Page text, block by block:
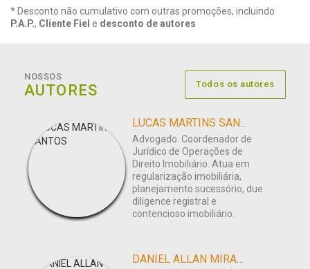
* Desconto não cumulativo com outras promoções, incluindo
P.A.P., Cliente Fiel e desconto de autores
NOSSOS
AUTORES Todos os autores
LUCAS MARTINS SANTOS
Advogado. Coordenador de
Jurídico de Operações de
Direito Imobiliário. Atua em
regularização imobiliária,
planejamento sucessório, due
diligence registral e
contencioso imobiliário.
DANIEL ALLAN MIRANDA BORBA